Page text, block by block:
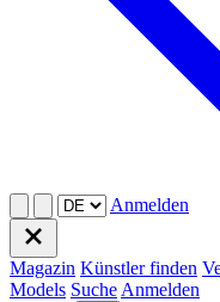
Anmelden
Magazin Künstler finden
Models Suche Anmelden